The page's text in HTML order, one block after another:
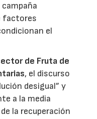
factores
el
de Fruta de
, el discurso
desigual” y
a la media
la recuperación